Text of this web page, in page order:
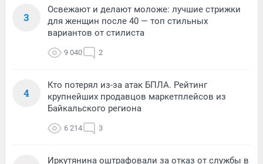
3
Освежают и делают моложе: лучшие стрижки
для женщин после 40 — топ стильных
вариантов от стилиста
9 040 2
4
Кто потерял из-за атак БПЛА. Рейтинг
крупнейших продавцов маркетплейсов из
Байкальского региона
6 214 3
Иркутянина оштрафовали за отказ от службы в